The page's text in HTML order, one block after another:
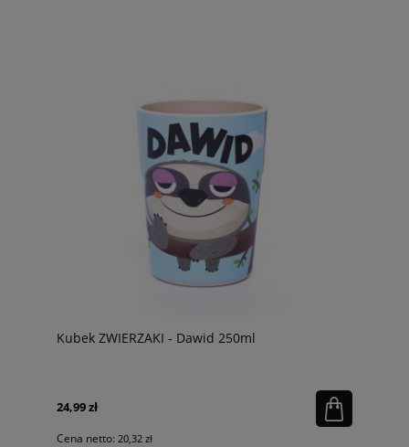
Kubek ZWIERZAKI - Dawid 250ml
24,99 zł
Cena netto: 20,32 zł